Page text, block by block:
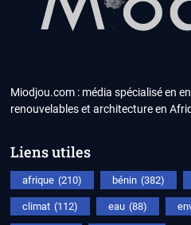
Miodjou.com : média spécialisé en
renouvelables et architecture en
Liens utiles
afrique (210) bénin (382)
climat (112) eau (88)